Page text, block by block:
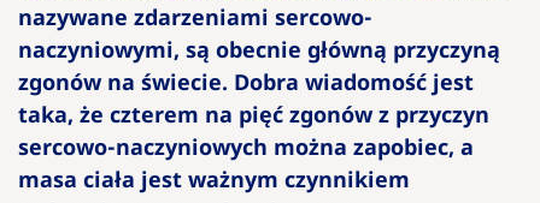
Kalkulator
BMI –
wskaźnik
nazywane zdarzeniami sercowo-
naczyniowymi, są obecnie główną przyczyną
zgonów na świecie. Dobra wiadomość jest
taka, że czterem na pięć zgonów z przyczyn
sercowo-naczyniowych można zapobiec, a
masa ciała jest ważnym czynnikiem